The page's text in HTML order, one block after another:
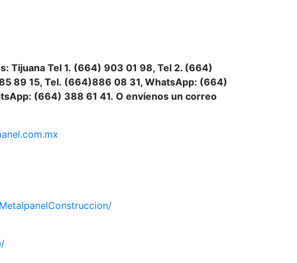
Tijuana Tel 1. (664) 903 01 98, Tel 2. (664)
89 15, Tel. (664)886 08 31, WhatsApp: (664)
(664) 388 61 41. O envíenos un correo